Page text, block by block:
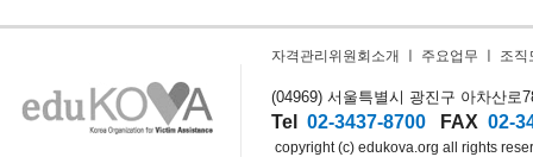
자격관리위원회소개 주요업무 조직
(04969) 서울특별시 광진구 아차산로
Tel 02-3437-8700 FAX 02-
copyright (c) edukova.org all rights